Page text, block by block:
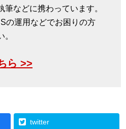
などに携わっています。
の運用などでお困りの方
ら >>
twitter